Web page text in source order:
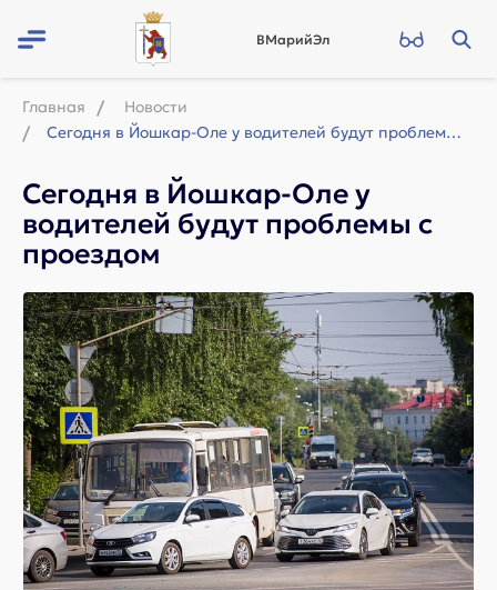
ВМарийЭл
Главная
Новости
Сегодня в Йошкар-Оле у водителей будут проблемы с проездом
Сегодня в Йошкар-Оле у
водителей будут проблемы с
проездом